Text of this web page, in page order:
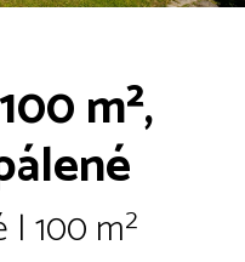
m²,
| 100 m²